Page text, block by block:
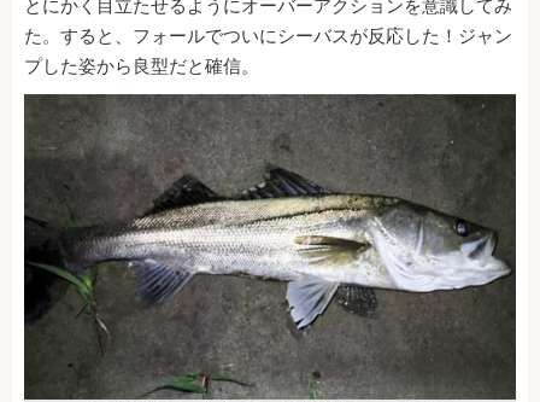
とにかく目立たせるようにオーバーアクションを意識してみ
た。すると、フォールでついにシーバスが反応した！ジャン
プした姿から良型だと確信。